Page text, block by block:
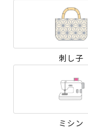
刺し子
ミシン